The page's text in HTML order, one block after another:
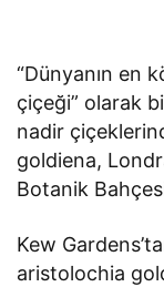
“Dünyanın en
çiçeği” olarak
nadir
goldiena,
Botanik
Kew
aristolochia